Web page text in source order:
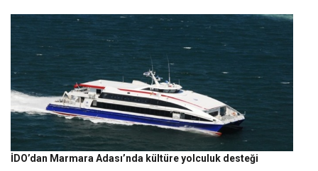
İDO’dan Marmara Adası’nda kültüre yolculuk desteği